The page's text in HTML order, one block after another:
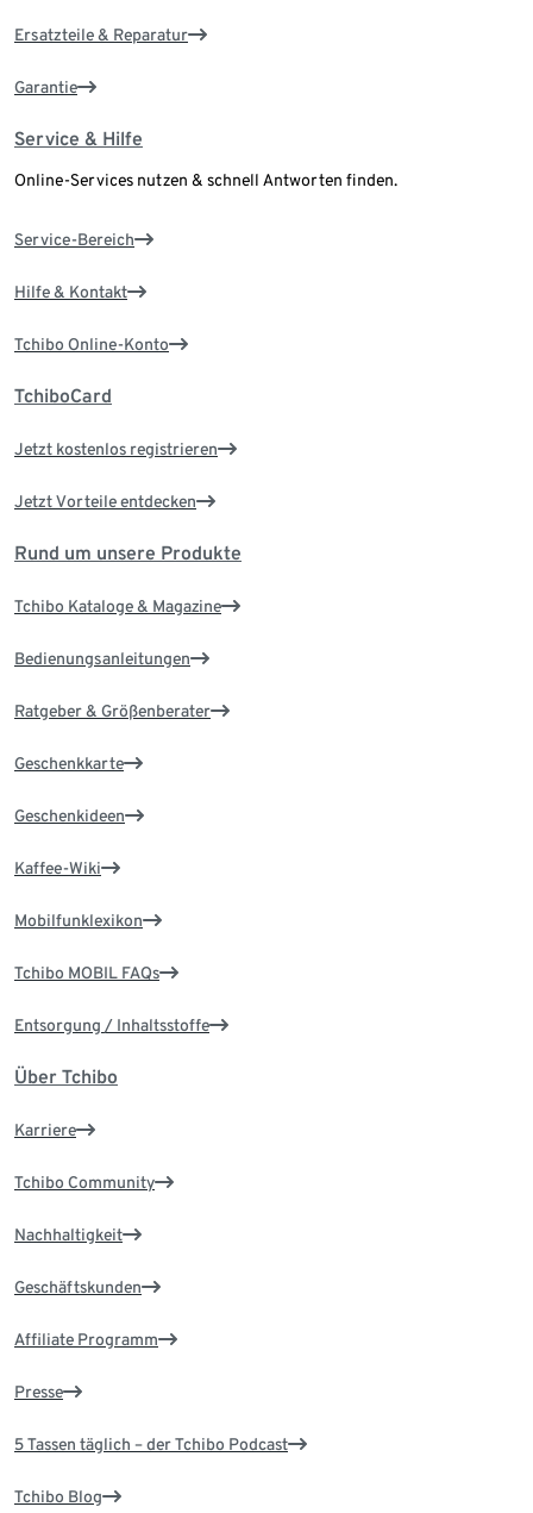
Ersatzteile & Reparatur
Garantie
Service & Hilfe
Online-Services nutzen & schnell Antworten finden.
Service-Bereich
Hilfe & Kontakt
Tchibo Online-Konto
TchiboCard
Jetzt kostenlos registrieren
Jetzt Vorteile entdecken
Rund um unsere Produkte
Tchibo Kataloge & Magazine
Bedienungsanleitungen
Ratgeber & Größenberater
Geschenkkarte
Geschenkideen
Kaffee-Wiki
Mobilfunklexikon
Tchibo MOBIL FAQs
Entsorgung / Inhaltsstoffe
Über Tchibo
Karriere
Tchibo Community
Nachhaltigkeit
Geschäftskunden
Affiliate Programm
Presse
5 Tassen täglich – der Tchibo Podcast
Tchibo Blog